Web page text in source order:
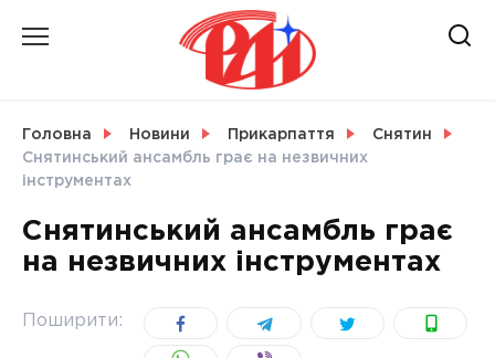
СВІТ
Головна Новини Прикарпаття
Снятин
Снятинський ансамбль грає на незвичних
інструментах
Снятинський ансамбль грає
на незвичних інструментах
Поширити: